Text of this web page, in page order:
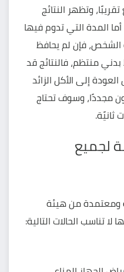
بعد 3 أسابيع تقريبًا، وتظهر النتائج
إلى 12 أسبوعًا، أما المدة التي تدوم فيها
الشخص، فإن لم يحافظ
منتظم، فالنتائج قد
إلى الأكل الزائد
مجددًا، وسوف تحتاج
ثانيًة.
لجميع
ومعتمدة من هيئة
لا تناسب الحالات التالية: